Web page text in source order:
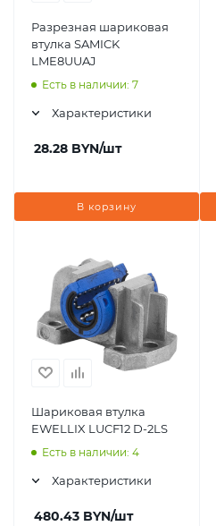
Разрезная шариковая
втулка SAMICK
LME8UUAJ
Есть в наличии: 7
Характеристики
28.28 BYN/шт
В корзину
Шариковая втулка
EWELLIX LUCF12 D-2LS
Есть в наличии: 4
Характеристики
480.43 BYN/шт